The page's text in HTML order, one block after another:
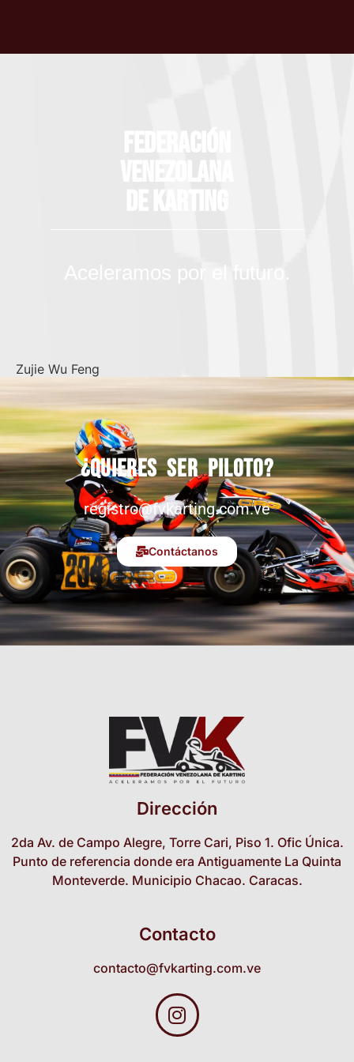
Zujie Wu Feng
¿Quieres ser piloto?
registro@fvkarting.com.ve
Contáctanos
Dirección
2da Av. de Campo Alegre, Torre Cari, Piso 1. Ofic Única.
Punto de referencia donde era Antiguamente La Quinta
Monteverde. Municipio Chacao. Caracas.
Contacto
contacto@fvkarting.com.ve